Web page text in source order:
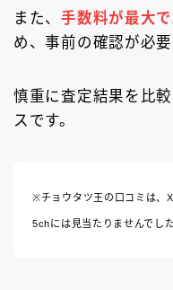
また、手数料が最大
め、事前の確認が必要
慎重に査定結果を比
スです。
※チョウタツ王の口コミは、
5chには見当たりませんでした